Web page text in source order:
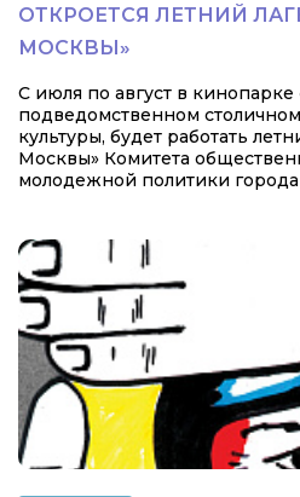
ОТКРОЕТСЯ ЛЕТНИЙ
МОСКВЫ»
С июля по август в кинопарке
подведомственном
культуры, будет работать
Москвы» Комитета
молодежной политики